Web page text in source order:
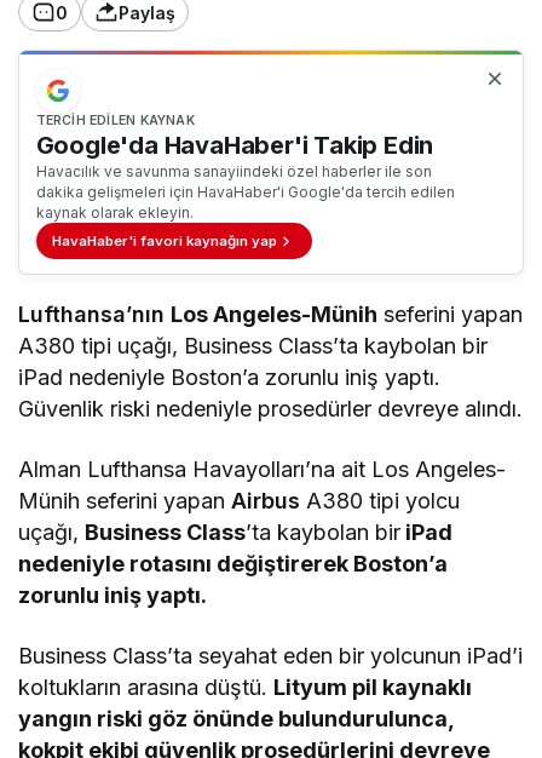
0 Paylaş
TERCIH EDILEN KAYNAK
Google'da HavaHaber'i Takip Edin
Havacılık ve savunma sanayiindeki özel haberler ile son
dakika gelişmeleri için HavaHaber'i Google'da tercih edilen
kaynak olarak ekleyin.
HavaHaber'i favori kaynağın yap
Lufthansa’nın Los Angeles-Münih seferini yapan
A380 tipi uçağı, Business Class’ta kaybolan bir
iPad nedeniyle Boston’a zorunlu iniş yaptı.
Güvenlik riski nedeniyle prosedürler devreye alındı.
Alman Lufthansa Havayolları’na ait Los Angeles-
Münih seferini yapanAirbus A380 tipi yolcu
uçağı, Business Class’ta kaybolan bir iPad
nedeniyle rotasını değiştirerek Boston’a
zorunlu iniş yaptı.
Business Class’ta seyahat eden bir yolcunun iPad’i
koltukların arasına düştü. Lityum pil kaynaklı
yangın riski göz önünde bulundurulunca,
kokpit ekibi güvenlik prosedürlerini devreye